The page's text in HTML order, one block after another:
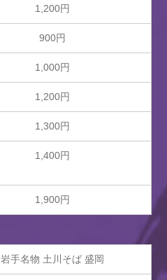
1,200円
900円
1,000円
1,200円
1,300円
1,400円
1,900円
岩手名物 土川そば 盛岡